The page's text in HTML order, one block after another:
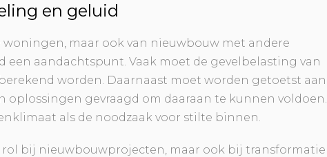
en geluid
maar ook van nieuwbouw met andere
een aandachtspunt. Vaak moet de gevelbelasting van
worden. Daarnaast moet worden getoetst aan
gevraagd om daaraan te kunnen voldoen.
als de noodzaak voor stilte binnen.
bij nieuwbouwprojecten, maar ook bij transformatie